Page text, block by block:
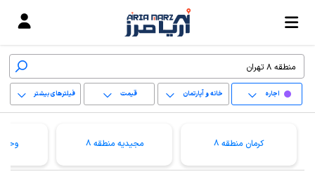
اجاره خانه و آپارتمان قیمت فیلترهای بیشتر
کرمان منطقه 8 مجیدیه منطقه 8